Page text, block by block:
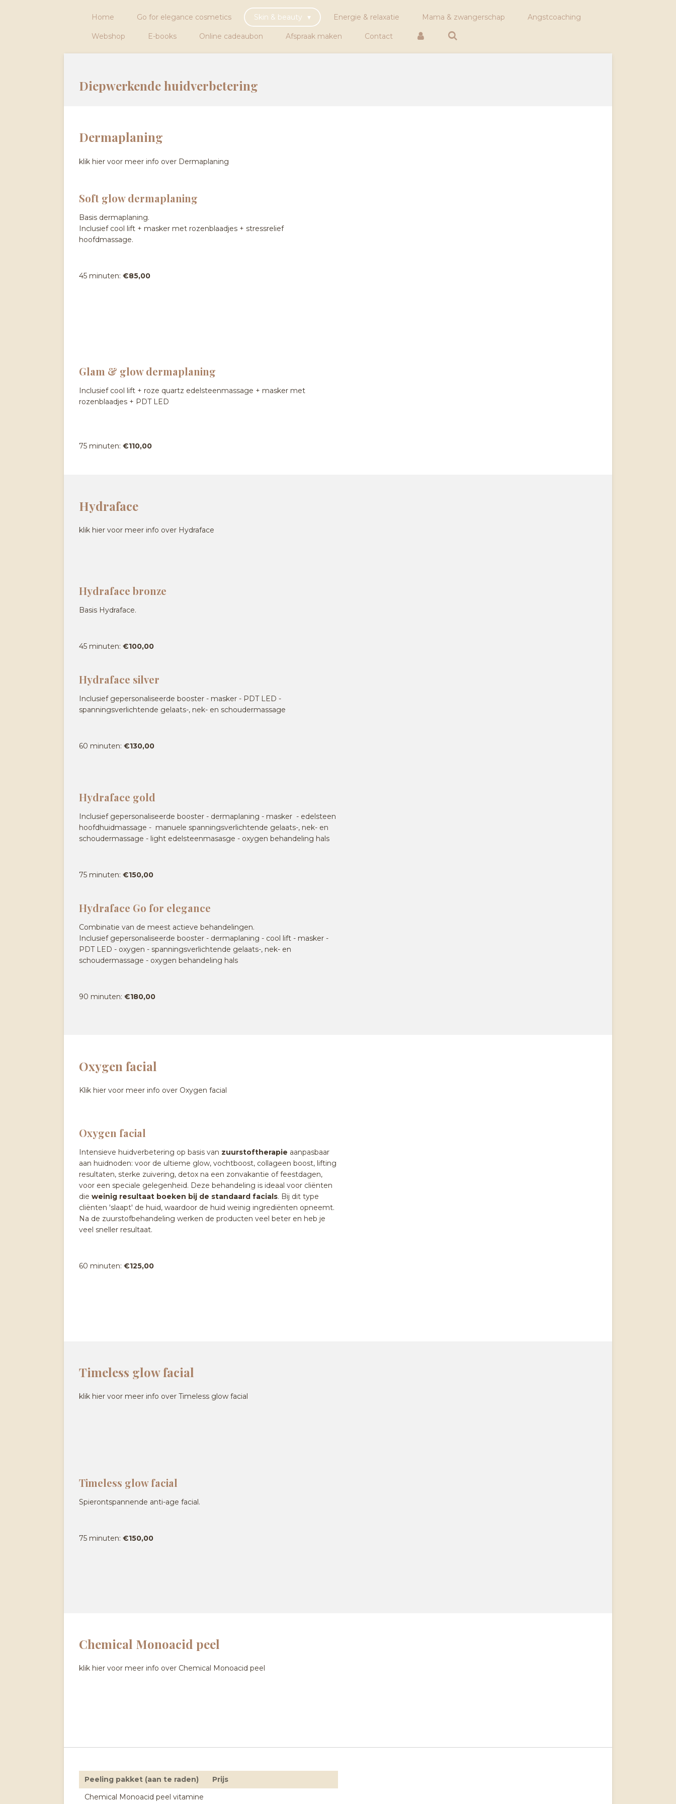
Home Go for elegance cosmetics Skin & beauty Energie & relaxatie Mama & zwangerschap Angstcoaching
Webshop E-books Online cadeaubon Afspraak maken Contact
Diepwerkende huidverbetering
Dermaplaning
klik hier voor meer info over Dermaplaning
Soft glow dermaplaning
Basis dermaplaning.
Inclusief cool lift + masker met rozenblaadjes + stressrelief
hoofdmassage.
45 minuten: €85,00
Glam & glow dermaplaning
Inclusief cool lift + roze quartz edelsteenmassage + masker met
rozenblaadjes + PDT LED
75 minuten: €110,00
Hydraface
klik hier voor meer info over Hydraface
Hydraface bronze
Basis Hydraface.
45 minuten: €100,00
Hydraface silver
Inclusief gepersonaliseerde booster - masker - PDT LED -
spanningsverlichtende gelaats-, nek- en schoudermassage
60 minuten: €130,00
Hydraface gold
Inclusief gepersonaliseerde booster - dermaplaning - masker - edelsteen
hoofdhuidmassage - manuele spanningsverlichtende gelaats-, nek- en
schoudermassage - light edelsteenmasasge - oxygen behandeling hals
75 minuten: €150,00
Hydraface Go for elegance
Combinatie van de meest actieve behandelingen.
Inclusief gepersonaliseerde booster - dermaplaning - cool lift - masker -
PDT LED - oxygen - spanningsverlichtende gelaats-, nek- en
schoudermassage - oxygen behandeling hals
90 minuten: €180,00
Oxygen facial
Klik hier voor meer info over Oxygen facial
Oxygen facial
Intensieve huidverbetering op basis van zuurstoftherapie aanpasbaar
aan huidnoden: voor de ultieme glow, vochtboost, collageen boost, lifting
resultaten, sterke zuivering, detox na een zonvakantie of feestdagen,
voor een speciale gelegenheid. Deze behandeling is ideaal voor cliënten
die weinig resultaat boeken bij de standaard facials. Bij dit type
cliënten 'slaapt' de huid, waardoor de huid weinig ingrediënten opneemt.
Na de zuurstofbehandeling werken de producten veel beter en heb je
veel sneller resultaat.
60 minuten: €125,00
Timeless glow facial
klik hier voor meer info over Timeless glow facial
Timeless glow facial
Spierontspannende anti-age facial.
75 minuten: €150,00
Chemical Monoacid peel
klik hier voor meer info over Chemical Monoacid peel
Peeling pakket (aan te raden)
Prijs
Chemical Monoacid peel vitamine